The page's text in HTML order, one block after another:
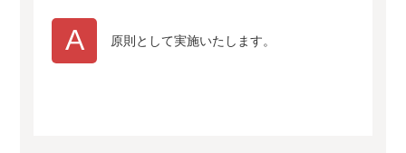
A 原則として実施いたします。